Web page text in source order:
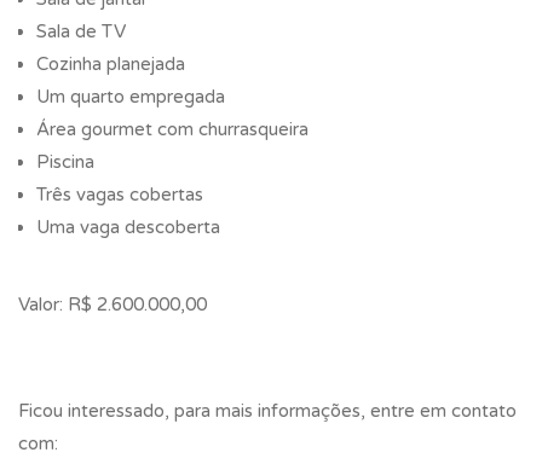
Sala de TV
Cozinha planejada
Um quarto empregada
Área gourmet com churrasqueira
Piscina
Três vagas cobertas
Uma vaga descoberta
Valor: R$ 2.600.000,00
Ficou interessado, para mais informações, entre em contato
com: